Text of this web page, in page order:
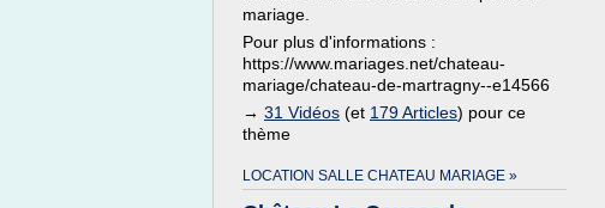
mariage.
Pour plus d'informations :
https://www.mariages.net/chateau-
mariage/chateau-de-martragny--e14566
→ 31 Vidéos (et 179 Articles) pour ce
thème
LOCATION SALLE CHATEAU MARIAGE »